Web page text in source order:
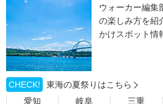
ウォーカー編集
の楽しみ方を紹
かけスポット情
CHECK!
東海の夏祭りはこちら
愛知
岐阜 三重